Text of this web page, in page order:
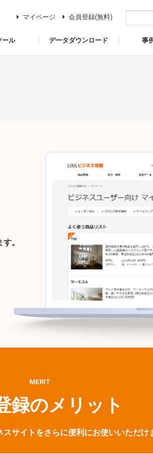
ール データダウンロード 事
マイページ 会員登録(無料)
。
MERIT
録のメリット
サイトをさらに便利にお使いいただけ